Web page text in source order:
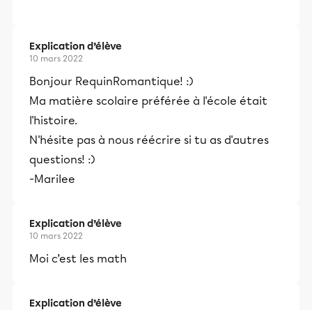
Explication d’élève
10 mars 2022
Bonjour RequinRomantique! :)
Ma matière scolaire préférée à l'école était
l'histoire.
N'hésite pas à nous réécrire si tu as d'autres
questions! :)
-Marilee
Explication d’élève
10 mars 2022
Moi c’est les math
Explication d’élève